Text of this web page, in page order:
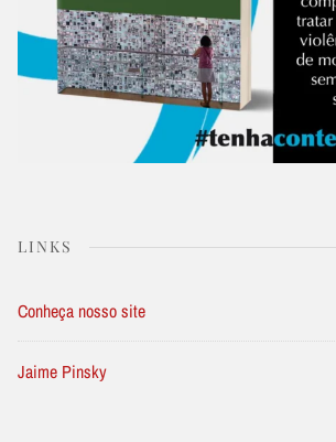
LINKS
Conheça nosso site
Jaime Pinsky